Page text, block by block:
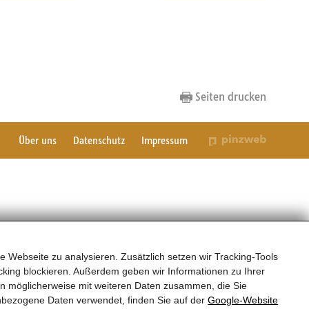
zu analysieren. Zusätzlich setzen wir Tracking-Tools
blockieren. Außerdem geben wir Informationen zu Ihrer
möglicherweise mit weiteren Daten zusammen, die Sie
Daten verwendet, finden Sie auf derGoogle‑Website
Seiten drucken
Über uns Datenschutz Impressum